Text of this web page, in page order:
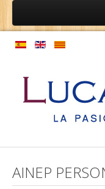
Inicio
Programas de
Programas de
Empresas
AINEP